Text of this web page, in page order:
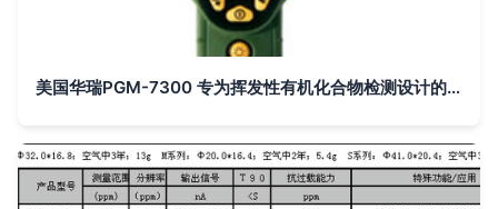
美国华瑞PGM-7300 专为挥发性有机化合物检测设计的便携式气体分析仪